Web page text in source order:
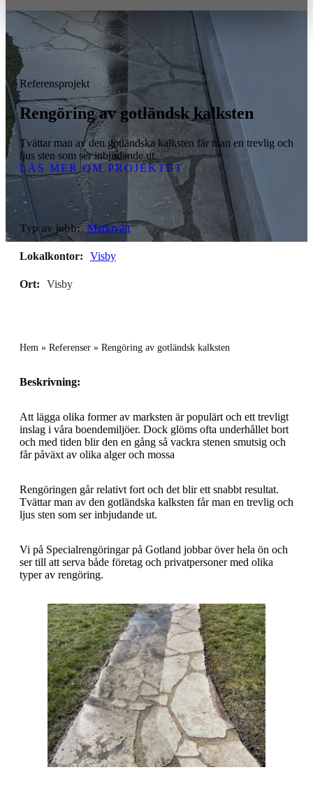
Referensprojekt
Rengöring av gotländsk kalksten
Tvättar man av den gotländska kalksten får man en trevlig och
ljus sten som ser inbjudande ut.
LÄS MER OM PROJEKTET
Typ av jobb: Marktvätt
Lokalkontor: Visby
Ort: Visby
Hem » Referenser » Rengöring av gotländsk kalksten
Beskrivning:
Att lägga olika former av marksten är populärt och ett trevligt
inslag i våra boendemiljöer. Dock glöms ofta underhållet bort
och med tiden blir den en gång så vackra stenen smutsig och
får påväxt av olika alger och mossa
Rengöringen går relativt fort och det blir ett snabbt resultat.
Tvättar man av den gotländska kalksten får man en trevlig och
ljus sten som ser inbjudande ut.
Vi på Specialrengöringar på Gotland jobbar över hela ön och
ser till att serva både företag och privatpersoner med olika
typer av rengöring.